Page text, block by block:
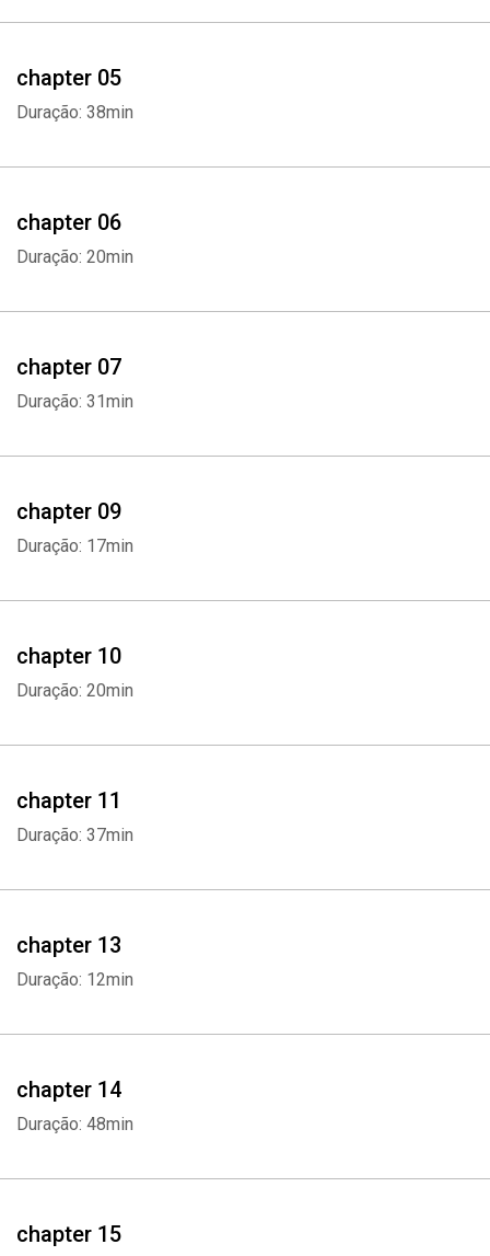
chapter 05
Duração: 38min
chapter 06
Duração: 20min
chapter 07
Duração: 31min
chapter 09
Duração: 17min
chapter 10
Duração: 20min
chapter 11
Duração: 37min
chapter 13
Duração: 12min
chapter 14
Duração: 48min
chapter 15
Whatsapp